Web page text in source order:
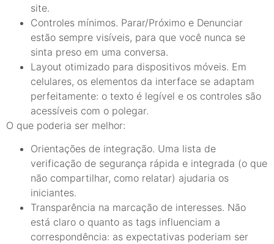
site.
Controles mínimos. Parar/Próximo e Denunciar
estão sempre visíveis, para que você nunca se
sinta preso em uma conversa.
Layout otimizado para dispositivos móveis. Em
celulares, os elementos da interface se adaptam
perfeitamente: o texto é legível e os controles são
acessíveis com o polegar.
O que poderia ser melhor:
Orientações de integração. Uma lista de
verificação de segurança rápida e integrada (o que
não compartilhar, como relatar) ajudaria os
iniciantes.
Transparência na marcação de interesses. Não
está claro o quanto as tags influenciam a
correspondência: as expectativas poderiam ser